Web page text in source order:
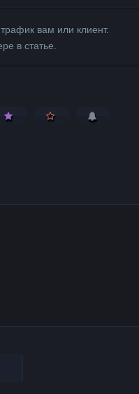
вам или клиент.
в статье.